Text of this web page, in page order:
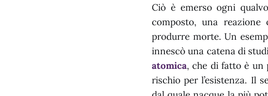
Ciò è emerso ogni
composto, una
produrre morte. Un
innescò una catena di
atomica, che di fatto è
rischio per l’esistenza. Il